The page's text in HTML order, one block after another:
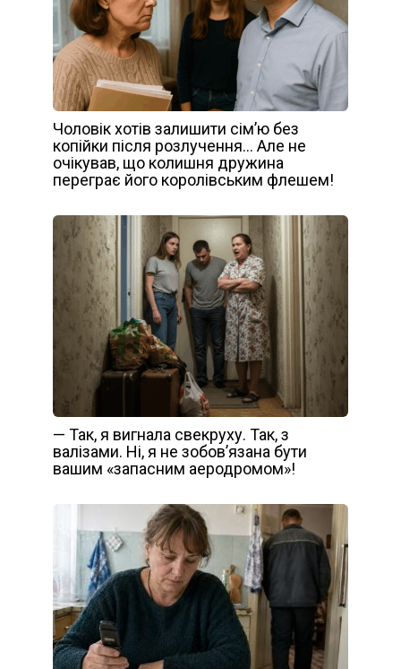
Чоловік хотів залишити сім’ю без
копійки після розлучення… Але не
очікував, що колишня дружина
переграє його королівським флешем!
— Так, я вигнала свекруху. Так, з
валізами. Ні, я не зобов’язана бути
вашим «запасним аеродромом»!